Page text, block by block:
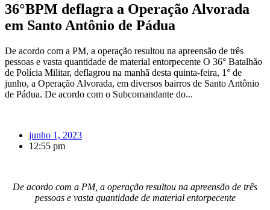
36°BPM deflagra a Operação Alvorada
em Santo Antônio de Pádua
De acordo com a PM, a operação resultou na apreensão de três
pessoas e vasta quantidade de material entorpecente O 36° Batalhão
de Polícia Militar, deflagrou na manhã desta quinta-feira, 1° de
junho, a Operação Alvorada, em diversos bairros de Santo Antônio
de Pádua. De acordo com o Subcomandante do...
junho 1, 2023
12:55 pm
De acordo com a PM, a operação resultou na apreensão de três
pessoas e vasta quantidade de material entorpecente